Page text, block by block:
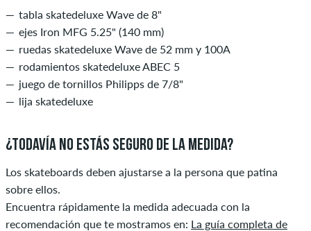
tabla skatedeluxe Wave de 8"
ejes Iron MFG 5.25" (140 mm)
ruedas skatedeluxe Wave de 52 mm y 100A
rodamientos skatedeluxe ABEC 5
juego de tornillos Philipps de 7/8"
lija skatedeluxe
¿TODAVÍA NO ESTÁS SEGURO DE LA MEDIDA?
Los skateboards deben ajustarse a la persona que patina
sobre ellos.
Encuentra rápidamente la medida adecuada con la
recomendación que te mostramos en: La guía completa de